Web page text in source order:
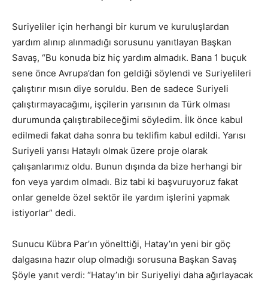
Suriyeliler için herhangi bir kurum ve kuruluşlardan
yardım alınıp alınmadığı sorusunu yanıtlayan Başkan
Savaş, “Bu konuda biz hiç yardım almadık. Bana 1 buçuk
sene önce Avrupa’dan fon geldiği söylendi ve Suriyelileri
çalıştırır mısın diye soruldu. Ben de sadece Suriyeli
çalıştırmayacağımı, işçilerin yarısının da Türk olması
durumunda çalıştırabileceğimi söyledim. İlk önce kabul
edilmedi fakat daha sonra bu teklifim kabul edildi. Yarısı
Suriyeli yarısı Hataylı olmak üzere proje olarak
çalışanlarımız oldu. Bunun dışında da bize herhangi bir
fon veya yardım olmadı. Biz tabi ki başvuruyoruz fakat
onlar genelde özel sektör ile yardım işlerini yapmak
istiyorlar” dedi.
Sunucu Kübra Par’ın yönelttiği, Hatay’ın yeni bir göç
dalgasına hazır olup olmadığı sorusuna Başkan Savaş
Şöyle yanıt verdi: “Hatay’ın bir Suriyeliyi daha ağırlayacak